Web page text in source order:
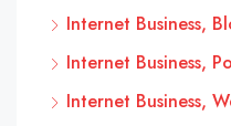
Internet Business,
Internet Business,
Internet Business,